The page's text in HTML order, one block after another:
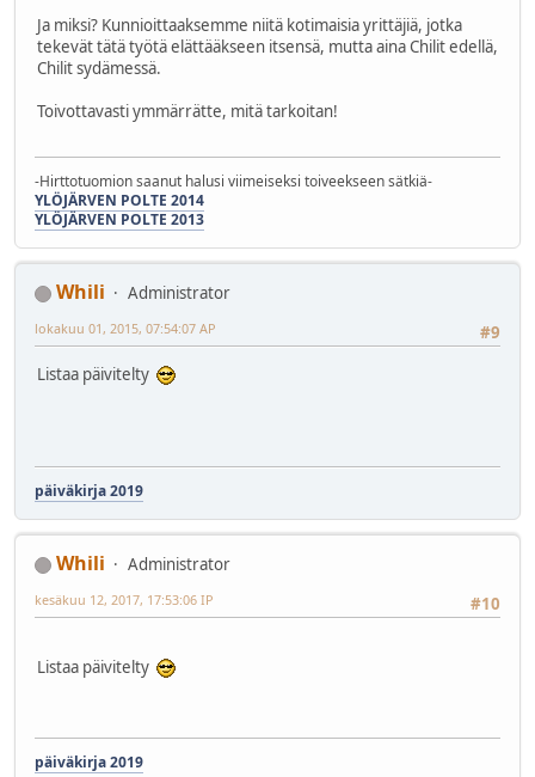
Ja miksi? Kunnioittaaksemme niitä kotimaisia yrittäjiä, jotka
tekevät tätä työtä elättääkseen itsensä, mutta aina Chilit edellä,
Chilit sydämessä.
Toivottavasti ymmärrätte, mitä tarkoitan!
-Hirttotuomion saanut halusi viimeiseksi toiveekseen sätkiä-
YLÖJÄRVEN POLTE 2014
YLÖJÄRVEN POLTE 2013
Whili
Administrator
#9
lokakuu 01, 2015, 07:54:07 AP
Listaa päivitelty
päiväkirja 2019
Whili
Administrator
#10
kesäkuu 12, 2017, 17:53:06 IP
Listaa päivitelty
päiväkirja 2019